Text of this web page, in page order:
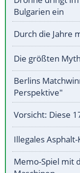
Bulgarien ein
Durch die Jahre
Die größten
Berlins
Perspektive"
Vorsicht: Diese
Illegales
Memo-Spiel mit